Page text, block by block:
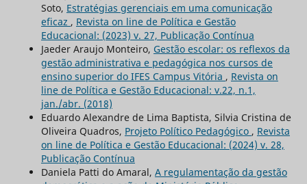
Soto, Estratégias gerenciais em uma comunicação
eficaz , Revista on line de Política e Gestão
Educacional: (2023) v. 27, Publicação Contínua
Jaeder Araujo Monteiro, Gestão escolar: os reflexos da
gestão administrativa e pedagógica nos cursos de
ensino superior do IFES Campus Vitória , Revista on
line de Política e Gestão Educacional: v.22, n.1,
jan./abr. (2018)
Eduardo Alexandre de Lima Baptista, Silvia Cristina de
Oliveira Quadros, Projeto Político Pedagógico , Revista
on line de Política e Gestão Educacional: (2024) v. 28,
Publicação Contínua
Daniela Patti do Amaral, A regulamentação da gestão